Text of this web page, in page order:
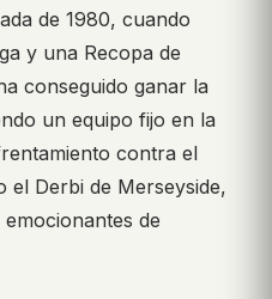
de 1980, cuando
y una Recopa de
conseguido ganar la
un equipo fijo en la
contra el
el Derbi de Merseyside,
de